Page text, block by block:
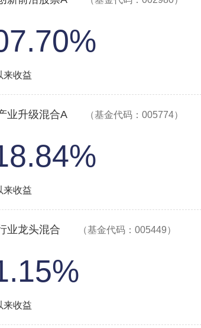
来收益
业升级混合A （基金代码：005774）
来收益
业龙头混合 （基金代码：005449）
来收益